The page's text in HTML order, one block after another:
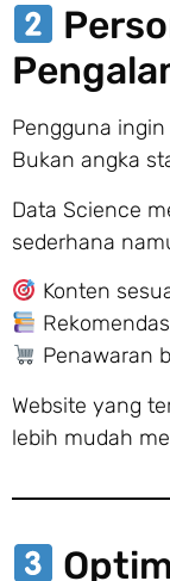
Pengguna
Bukan angka
Data Science
sederhana
Konten
Penawaran
Website yang
lebih mudah